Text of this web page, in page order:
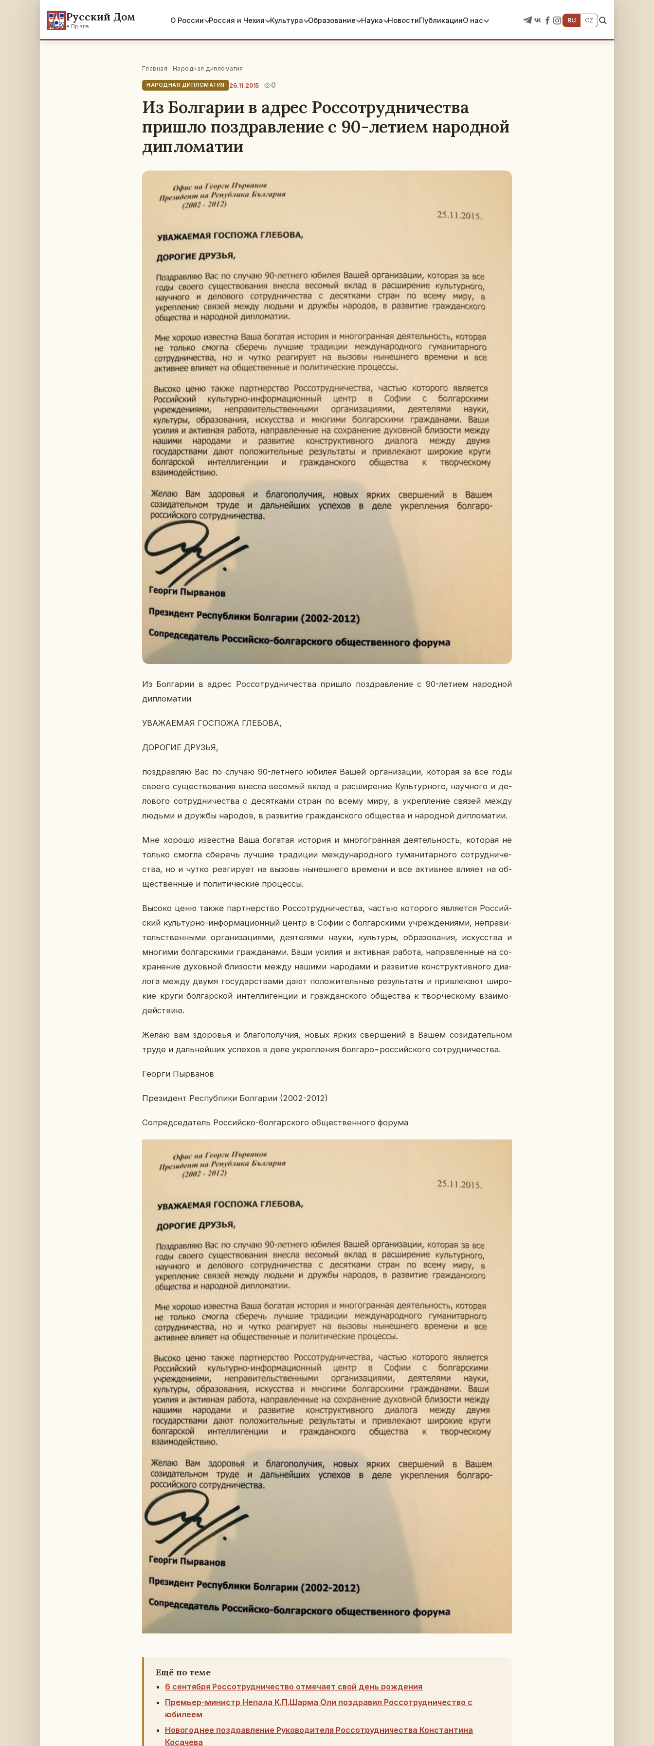
Русский Дом
в Праге
О России Россия и Чехия Культура Образование Наука НовостиПубликацииО нас RU CZ
Главная · Народная дипломатия
НАРОДНАЯ ДИПЛОМАТИЯ 26.11.2015 0
Из Болгарии в адрес Россотрудничества
пришло поздравление с 90-летием народной
дипломатии
Из Бол­га­рии в адрес Рос­со­труд­ни­че­ства пришло по­здрав­ле­ние с 90-летием на­род­ной
ди­пло­ма­тии
УВА­ЖА­Е­МАЯ ГОС­ПО­ЖА ГЛЕ­БО­ВА,
ДО­РО­ГИЕ ДРУЗЬЯ,
по­здрав­ляю Вас по случаю 90-лет­не­го юбилея Вашей ор­га­ни­за­ции, ко­то­рая за все годы
своего су­ще­ство­ва­ния внесла ве­со­мый вклад в рас­ши­ре­ние Куль­тур­но­го, на­уч­но­го и де­
ло­во­го со­труд­ни­че­ства с де­сят­ка­ми стран по всему миру, в укреп­ле­ние связей между
людьми и дружбы на­ро­дов, в раз­ви­тие граж­дан­ско­го об­ще­ства и на­род­ной ди­пло­ма­тии.
Мне хорошо из­вест­на Ваша бо­га­тая ис­то­рия и мно­го­гран­ная де­я­тель­ность, ко­то­рая не
только смогла сбе­речь лучшие тра­ди­ции меж­ду­на­род­но­го ry­ма­ни­тар­но­го со­труд­ни­че­
ства, но и чутко ре­а­ги­ру­ет на вызовы ны­неш­не­го вре­ме­ни и все ак­тив­нее влияет на об­
ще­ствен­ные и по­ли­ти­че­ские про­цес­сы.
Высоко ценю также парт­нер­ство Рос­со­труд­ни­че­ства, частью ко­то­ро­го яв­ля­ет­ся Рос­сий­
ский куль­тур­но-ин­фор­ма­ци­он­ный центр в Софии с бол­гар­ски­ми учре­жде­ни­я­ми, непра­ви­
тель­ствен­ны­ми ор­га­ни­за­ци­я­ми, де­я­те­ля­ми науки, куль­ту­ры, об­ра­зо­ва­ния, ис­кус­ства и
мно­ги­ми бол­гар­ски­ми граж­да­на­ми. Ваши усилия и ак­тив­ная работа, на­прав­лен­ные на со­
хра­не­ние ду­хов­ной бли­зо­сти между нашими на­ро­да­ми и раз­ви­тие кон­струк­тив­но­го диа­
ло­га между двумя го­су­дар­ства­ми дают по­ло­жи­тель­ные ре­зуль­та­ты и при­вле­ка­ют ши­ро­
кие круги бол­гар­ской ин­тел­ли­ген­ции и граж­дан­ско­го об­ще­ства к твор­че­ско­му вза­и­мо­
дей­ствию.
Желаю вам здо­ро­вья и бла­го­по­лу­чия, новых ярких свер­ше­ний в Вашем со­зи­да­тель­ном
труде и даль­ней­ших успе­хов в деле укреп­ле­ния бол­га­ро¬рос­сий­ско­го со­труд­ни­че­ства.
Георги Пы­рва­нов
Пре­зи­дент Рес­пуб­пи­ки Бол­га­рии (2002-2012)
Со­пред­се­да­тель Рос­сий­ско-6oл­гар­ско­го о6щecтвен­но­го форума
Ещё по теме
6 сентября Россотрудничество отмечает свой день рождения
Премьер-министр Непала К.П.Шарма Оли поздравил Россотрудничество с
юбилеем
Новогоднее поздравление Руководителя Россотрудничества Константина
Косачева